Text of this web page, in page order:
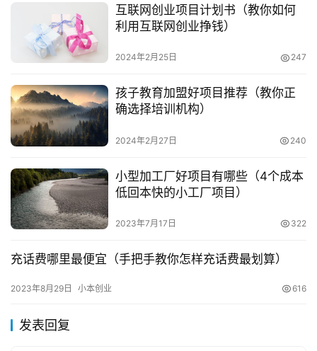
互联网创业项目计划书（教你如何
利用互联网创业挣钱）
2024年2月25日 247
孩子教育加盟好项目推荐（教你正
确选择培训机构）
2024年2月27日 240
小型加工厂好项目有哪些（4个成本
低回本快的小工厂项目）
2023年7月17日 322
充话费哪里最便宜（手把手教你怎样充话费最划算）
2023年8月29日 小本创业 616
发表回复